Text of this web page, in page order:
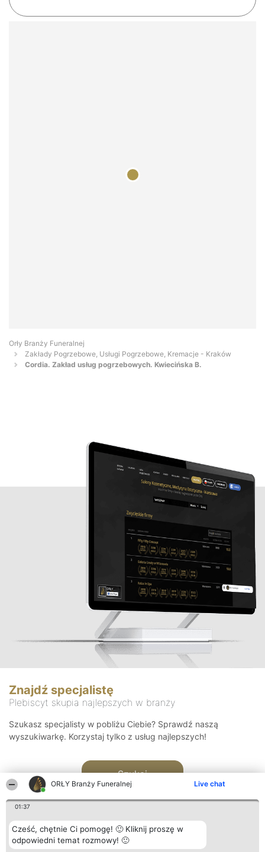
ORŁY Branży Funeralnej Live chat
01:37
Cześć, chętnie Ci pomogę! 🙂 Kliknij proszę w
odpowiedni temat rozmowy! 🙂
Orły Branży Funeralnej
Zakłady Pogrzebowe, Usługi Pogrzebowe, Kremacje - Kraków
Cordia. Zakład usług pogrzebowych. Kwiecińska B.
Znajdź specjalistę
Plebiscyt skupia najlepszych w branży
Szukasz specjalisty w pobliżu Ciebie? Sprawdź naszą
wyszukiwarkę. Korzystaj tylko z usług najlepszych!
Szukaj